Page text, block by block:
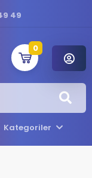
49
0
Kategoriler